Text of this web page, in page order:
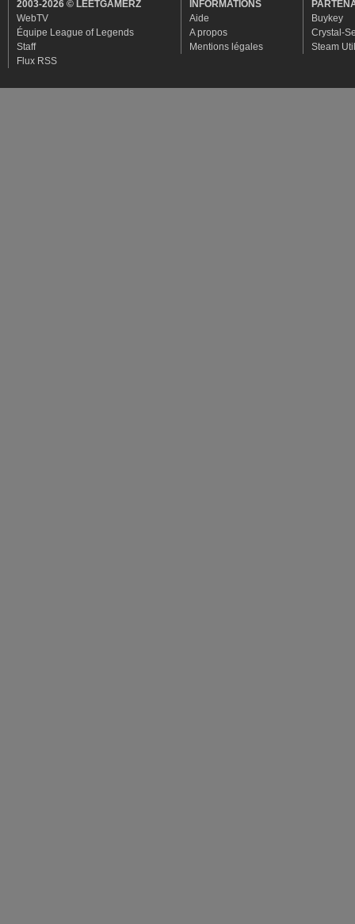
2003-2026 © LEETGAMERZ
WebTV
Équipe League of Legends
Staff
Flux RSS
INFORMATIONS
Aide
A propos
Mentions légales
Buykey
Crystal-
Steam